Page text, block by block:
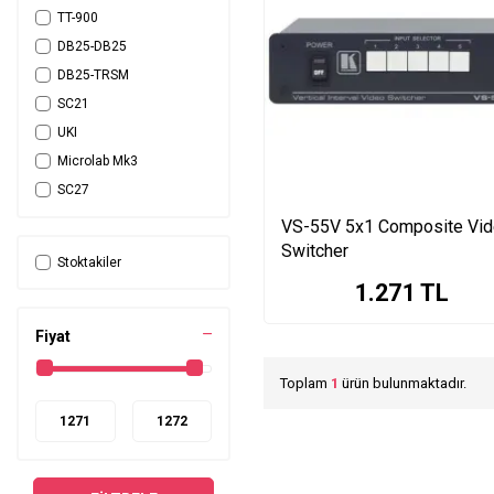
TT-900
DB25-DB25
DB25-TRSM
SC21
UKI
Microlab Mk3
SC27
WA-87jr SE
WA-47jr SE
HDMI Kablo
Stoktakiler
Fiyat
VS-55V 5x1 Composite
Switcher
1.271 TL
Toplam 1 ürün bulunmaktadır.